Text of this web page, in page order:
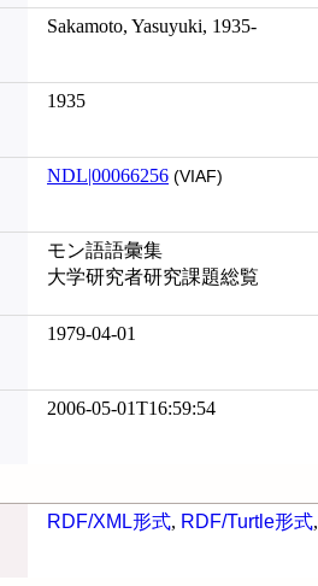
Sakamoto, Yasuyuki, 1935-
1935
NDL|00066256 (VIAF)
モン語語彙集
大学研究者研究課題総覧
1979-04-01
2006-05-01T16:59:54
RDF/XML形式, RDF/Turtle形式,